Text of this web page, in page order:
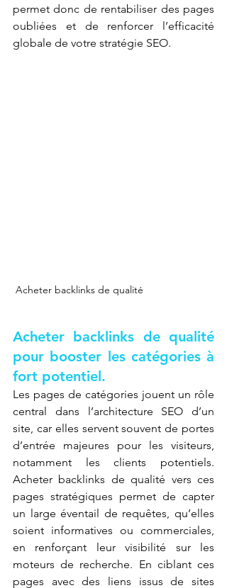
permet donc de rentabiliser des pages
oubliées et de renforcer l’efficacité
globale de votre stratégie SEO.
Acheter backlinks de qualité
Acheter backlinks de qualité
pour booster les catégories à
fort potentiel.
Les pages de catégories jouent un rôle
central dans l’architecture SEO d’un
site, car elles servent souvent de portes
d’entrée majeures pour les visiteurs,
notamment les clients potentiels.
Acheter backlinks de qualité vers ces
pages stratégiques permet de capter
un large éventail de requêtes, qu’elles
soient informatives ou commerciales,
en renforçant leur visibilité sur les
moteurs de recherche. En ciblant ces
pages avec des liens issus de sites